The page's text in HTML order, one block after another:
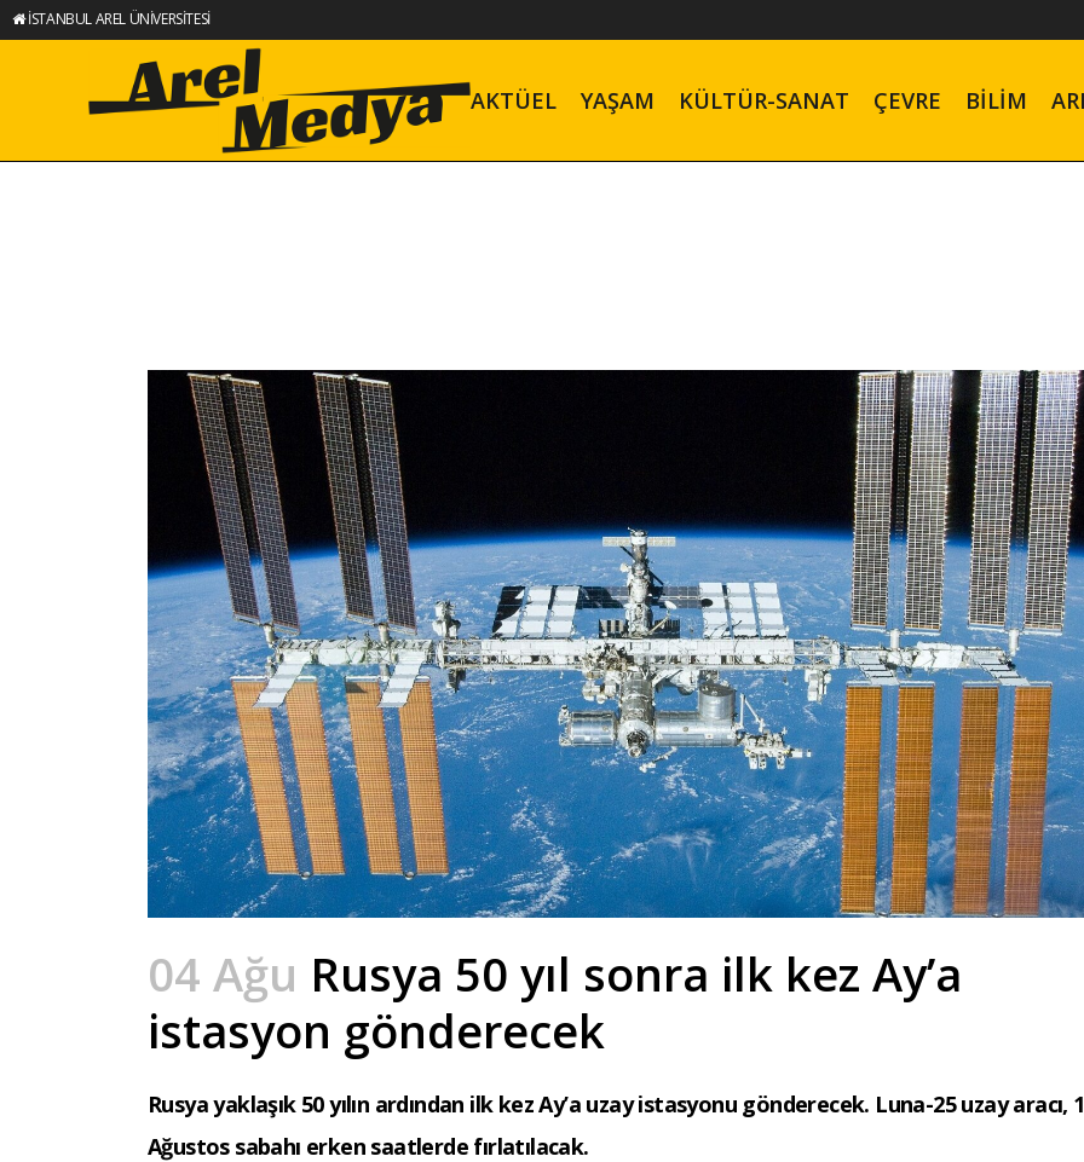
İSTANBUL AREL ÜNİVERSİTESİ
AKTÜEL YAŞAM KÜLTÜR-SANAT ÇEVRE BILIM
04 Ağu Rusya 50 yıl sonra ilk kez Ay’a
istasyon gönderecek
Rusya yaklaşık 50 yılın ardından ilk kez Ay’a uzay istasyonu gönderecek. Luna-25 uzay aracı,
Ağustos sabahı erken saatlerde fırlatılacak.